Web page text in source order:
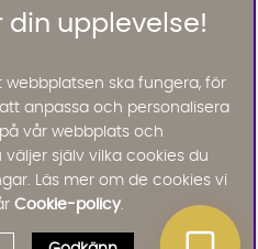
din upplevelse!
ska fungera, för
anpassa och personalisera
vår webbplats och
själv vilka cookies du
Läs mer om de cookies vi
Cookie-policy.